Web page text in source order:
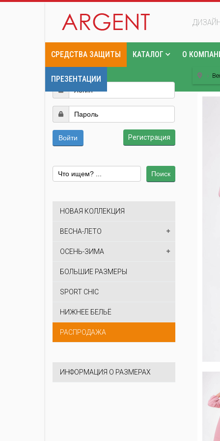
СРЕДСТВА ЗАЩИТЫ КАТАЛОГ О
ПРЕЗЕНТАЦИИ
Войти Регистрация
Поиск
НОВАЯ КОЛЛЕКЦИЯ
ВЕСНА-ЛЕТО
ОСЕНЬ-ЗИМА
БОЛЬШИЕ РАЗМЕРЫ
SPORT CHIC
НИЖНЕЕ БЕЛЬЁ
РАСПРОДАЖА
ИНФОРМАЦИЯ О РАЗМЕРАХ